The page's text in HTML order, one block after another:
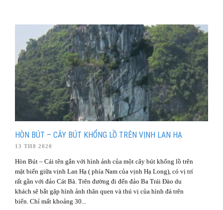
HÒN BÚT – CÂY BÚT KHỔNG LỒ TRÊN VỊNH LAN HẠ
13 TH8 2020
Hòn Bút – Cái tên gắn với hình ảnh của một cây bút khổng lồ trên
mặt biển giữa vịnh Lan Hạ ( phía Nam của vịnh Hạ Long), có vị trí
rất gần với đảo Cát Bà. Trên đường đi đến đảo Ba Trái Đào du
khách sẽ bắt gặp hình ảnh thân quen và thú vị của hình đá trên
biển. Chỉ mất khoảng 30...